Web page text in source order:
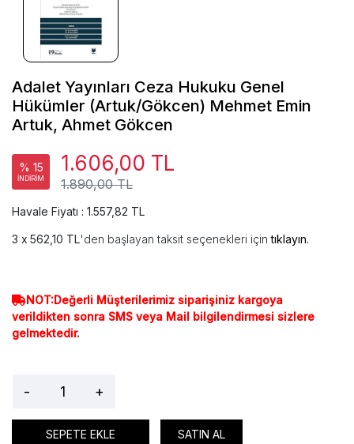
Adalet Yayınları Ceza Hukuku Genel
Hükümler (Artuk/Gökcen) Mehmet Emin
Artuk, Ahmet Gökcen
% 15
İNDİRİM 1.890,00 TL
1.606,00 TL
Havale Fiyatı : 1.557,82 TL
562,10 TL'den başlayan taksit seçenekleri içintıklayın.
NOT:Değerli Müşterilerimiz siparişiniz kargoya
verildikten sonra SMS veya Mail bilgilendirmesi sizlere
gelmektedir.
- +
SEPETE EKLE SATIN AL